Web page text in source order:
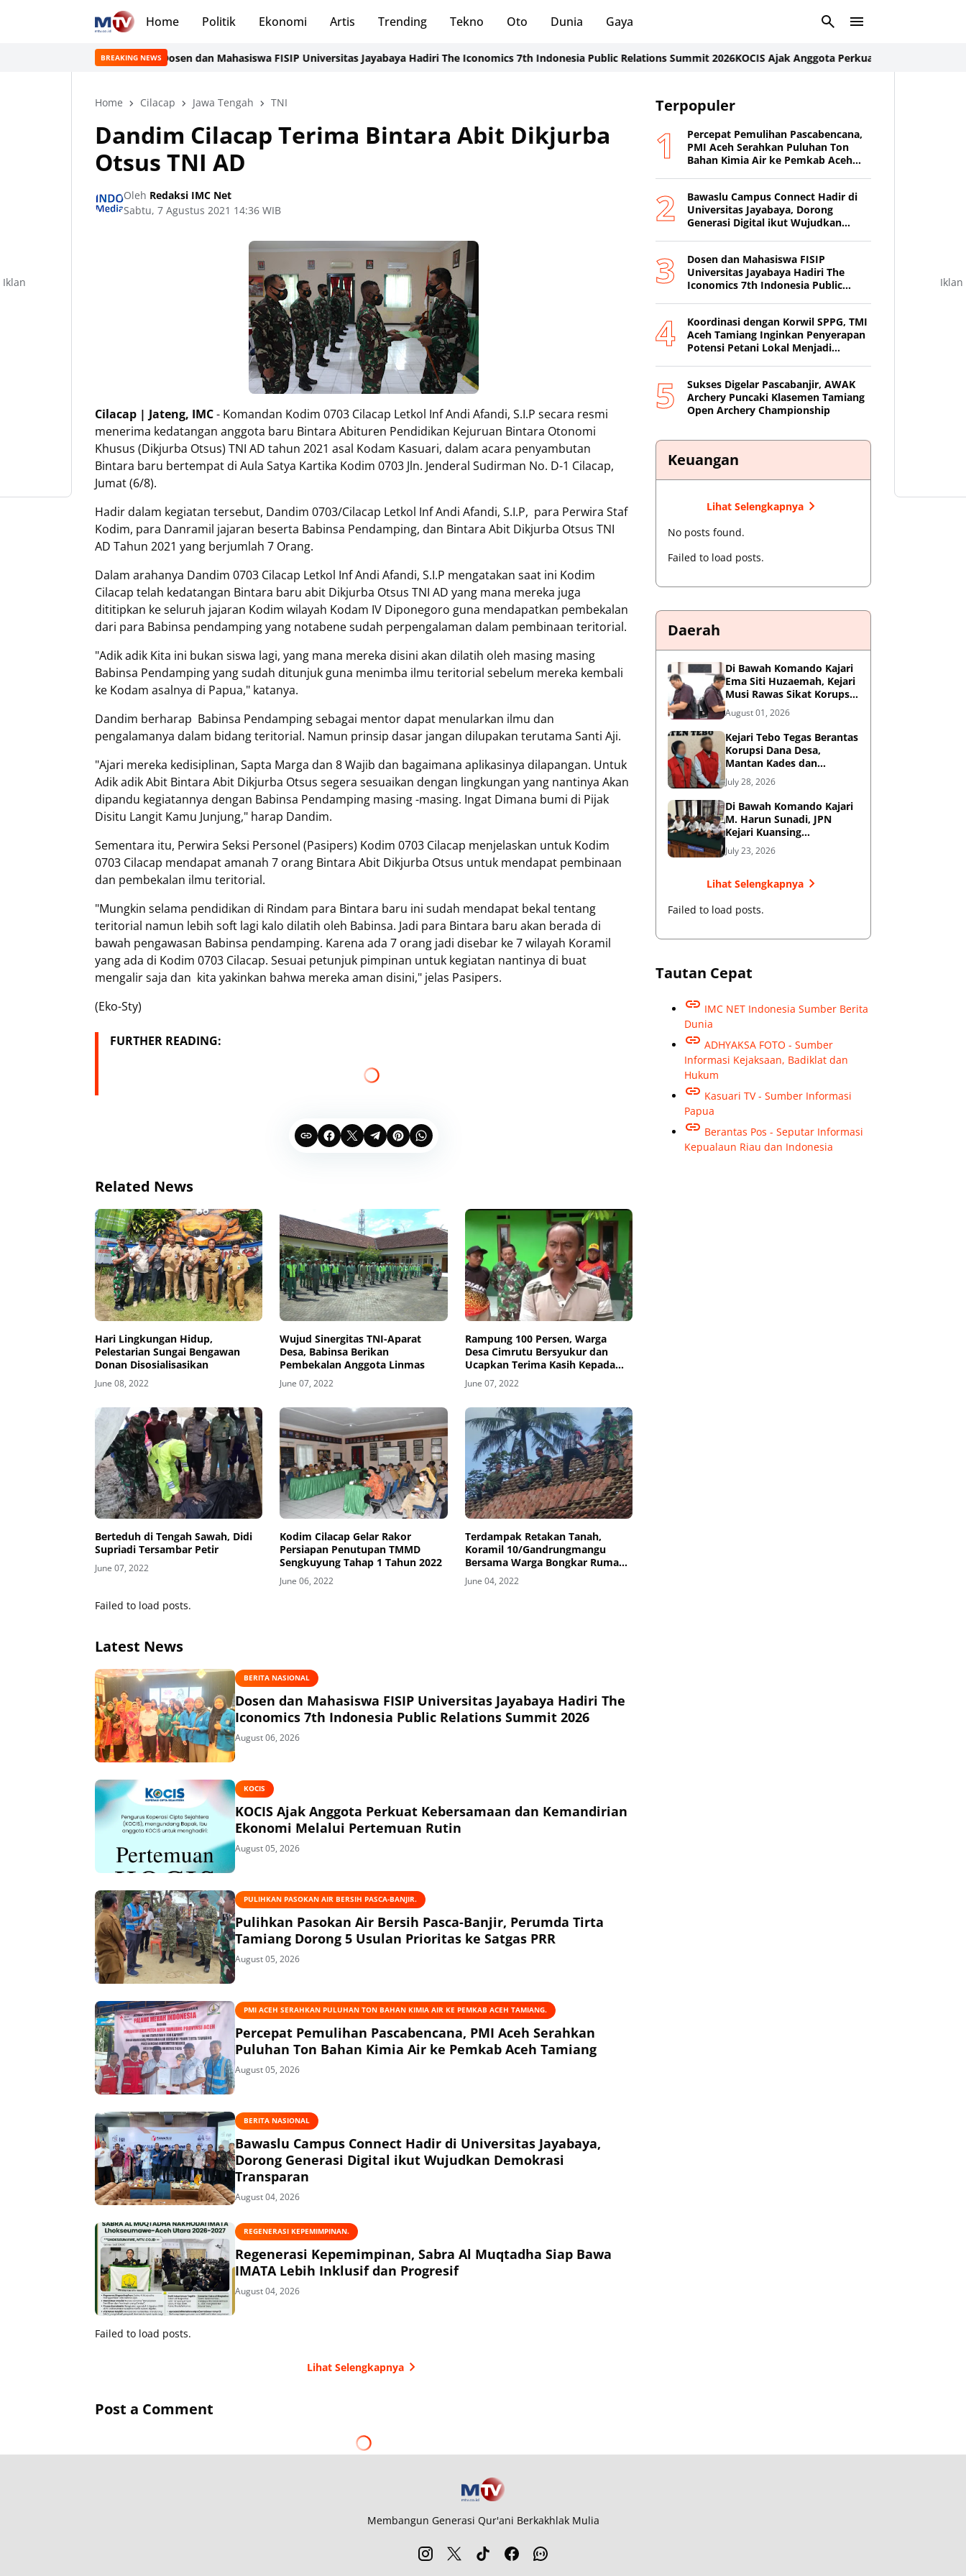
Home Politik Ekonomi Artis Trending Tekno Oto Dunia Gaya
BREAKING NEWS
Dosen dan Mahasiswa FISIP Universitas Jayabaya Hadiri The Iconomics 7th Indonesia Public Relations Summit 2026KOCIS Ajak Anggota Perkuat Kebersamaan dan
Home Cilacap Jawa Tengah TNI
Dandim Cilacap Terima Bintara Abit Dikjurba
Otsus TNI AD
Oleh Redaksi IMC Net
Sabtu, 7 Agustus 2021 14:36 WIB
Cilacap | Jateng, IMC- Komandan Kodim 0703 Cilacap Letkol Inf Andi Afandi, S.I.P secara resmi
menerima kedatangan anggota baru Bintara Abituren Pendidikan Kejuruan Bintara Otonomi
Khusus (Dikjurba Otsus) TNI AD tahun 2021 asal Kodam Kasuari, dalam acara penyambutan
Bintara baru bertempat di Aula Satya Kartika Kodim 0703 Jln. Jenderal Sudirman No. D-1 Cilacap,
Jumat (6/8).
Hadir dalam kegiatan tersebut, Dandim 0703/Cilacap Letkol Inf Andi Afandi, S.I.P, para Perwira Staf
Kodim, para Danramil jajaran beserta Babinsa Pendamping, dan Bintara Abit Dikjurba Otsus TNI
AD Tahun 2021 yang berjumlah 7 Orang.
Dalam arahanya Dandim 0703 Cilacap Letkol Inf Andi Afandi, S.I.P mengatakan saat ini Kodim
Cilacap telah kedatangan Bintara baru abit Dikjurba Otsus TNI AD yang mana mereka juga
dititipkan ke seluruh jajaran Kodim wilayah Kodam IV Diponegoro guna mendapatkan pembekalan
dari para Babinsa pendamping yang notabene sudah perpengalaman dalam pembinaan teritorial.
"Adik adik Kita ini bukan siswa lagi, yang mana mereka disini akan dilatih oleh masing masing
Babinsa Pendamping yang sudah ditunjuk guna menimba ilmu teritorial sebelum mereka kembali
ke Kodam asalnya di Papua," katanya.
Dandim berharap Babinsa Pendamping sebagai mentor dapat menularkan ilmu dan
pengalamanya dalam bidang teritorial. Namun prinsip dasar jangan dilupakan terutama Santi Aji.
"Ajari mereka kedisiplinan, Sapta Marga dan 8 Wajib dan bagaimana aplikasinya dilapangan. Untuk
Adik adik Abit Bintara Abit Dikjurba Otsus segera sesuaikan dengan lingkungan yang nantinya Akan
dipandu kegiatannya dengan Babinsa Pendamping masing -masing. Ingat Dimana bumi di Pijak
Disitu Langit Kamu Junjung," harap Dandim.
Sementara itu, Perwira Seksi Personel (Pasipers) Kodim 0703 Cilacap menjelaskan untuk Kodim
0703 Cilacap mendapat amanah 7 orang Bintara Abit Dikjurba Otsus untuk mendapat pembinaan
dan pembekalan ilmu teritorial.
"Mungkin selama pendidikan di Rindam para Bintara baru ini sudah mendapat bekal tentang
teritorial namun lebih soft lagi kalo dilatih oleh Babinsa. Jadi para Bintara baru akan berada di
bawah pengawasan Babinsa pendamping. Karena ada 7 orang jadi disebar ke 7 wilayah Koramil
yang ada di Kodim 0703 Cilacap. Sesuai petunjuk pimpinan untuk kegiatan nantinya di buat
mengalir saja dan kita yakinkan bahwa mereka aman disini," jelas Pasipers.
(Eko-Sty)
FURTHER READING:
Related News
Hari Lingkungan Hidup,
Pelestarian Sungai Bengawan
Donan Disosialisasikan
June 08, 2022
Wujud Sinergitas TNI-Aparat
Desa, Babinsa Berikan
Pembekalan Anggota Linmas
June 07, 2022
Rampung 100 Persen, Warga
Desa Cimrutu Bersyukur dan
Ucapkan Terima Kasih Kepada
TNI
June 07, 2022
Berteduh di Tengah Sawah, Didi
Supriadi Tersambar Petir
June 07, 2022
Kodim Cilacap Gelar Rakor
Persiapan Penutupan TMMD
Sengkuyung Tahap 1 Tahun 2022
June 06, 2022
Terdampak Retakan Tanah,
Koramil 10/Gandrungmangu
Bersama Warga Bongkar Rumah
Kastaja
June 04, 2022
Failed to load posts.
Latest News
BERITA NASIONAL
Dosen dan Mahasiswa FISIP Universitas Jayabaya Hadiri The
Iconomics 7th Indonesia Public Relations Summit 2026
August 06, 2026
KOCIS
KOCIS Ajak Anggota Perkuat Kebersamaan dan Kemandirian
Ekonomi Melalui Pertemuan Rutin
August 05, 2026
PULIHKAN PASOKAN AIR BERSIH PASCA-BANJIR.
Pulihkan Pasokan Air Bersih Pasca-Banjir, Perumda Tirta
Tamiang Dorong 5 Usulan Prioritas ke Satgas PRR
August 05, 2026
PMI ACEH SERAHKAN PULUHAN TON BAHAN KIMIA AIR KE PEMKAB ACEH TAMIANG.
Percepat Pemulihan Pascabencana, PMI Aceh Serahkan
Puluhan Ton Bahan Kimia Air ke Pemkab Aceh Tamiang
August 05, 2026
BERITA NASIONAL
Bawaslu Campus Connect Hadir di Universitas Jayabaya,
Dorong Generasi Digital ikut Wujudkan Demokrasi
Transparan
August 04, 2026
REGENERASI KEPEMIMPINAN.
Regenerasi Kepemimpinan, Sabra Al Muqtadha Siap Bawa
IMATA Lebih Inklusif dan Progresif
August 04, 2026
Failed to load posts.
Lihat Selengkapnya
Post a Comment
Terpopuler
Percepat Pemulihan Pascabencana,
PMI Aceh Serahkan Puluhan Ton
Bahan Kimia Air ke Pemkab Aceh
Bawaslu Campus Connect Hadir di
Universitas Jayabaya, Dorong
Generasi Digital ikut Wujudkan
Dosen dan Mahasiswa FISIP
Universitas Jayabaya Hadiri The
Iconomics 7th Indonesia Public
Koordinasi dengan Korwil SPPG, TMI
Aceh Tamiang Inginkan Penyerapan
Potensi Petani Lokal Menjadi
Sukses Digelar Pascabanjir, AWAK
Archery Puncaki Klasemen Tamiang
Open Archery Championship
Keuangan
Lihat Selengkapnya
No posts found.
Failed to load posts.
Daerah
Di Bawah Komando Kajari
Ema Siti Huzaemah, Kejari
Musi Rawas Sikat Korupsi
Dana Sawit, Negara
Selamatkan Rp1,26 Miliar
August 01, 2026
Kejari Tebo Tegas Berantas
Korupsi Dana Desa,
Mantan Kades dan
Bendahara Resmi Jadi
Tersangka
July 28, 2026
Di Bawah Komando Kajari
M. Harun Sunadi, JPN
Kejari Kuansing
Menangkan Gugatan PTUN
dan Amankan Aset
July 23, 2026
Lihat Selengkapnya
Failed to load posts.
Tautan Cepat
IMC NET Indonesia Sumber Berita
Dunia
ADHYAKSA FOTO - Sumber
Informasi Kejaksaan, Badiklat dan
Hukum
Kasuari TV - Sumber Informasi
Papua
Berantas Pos - Seputar Informasi
Kepualaun Riau dan Indonesia
Iklan Iklan
Membangun Generasi Qur'ani Berkakhlak Mulia